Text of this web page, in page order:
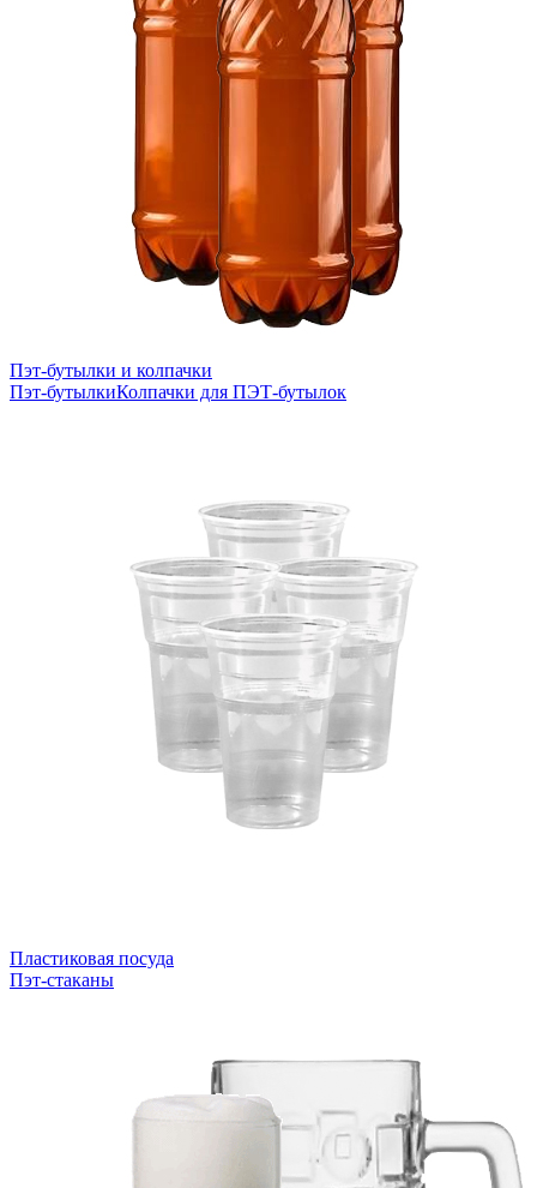
Пэт-бутылки и колпачки
Пэт-бутылкиКолпачки для ПЭТ-бутылок
Пластиковая посуда
Пэт-стаканы